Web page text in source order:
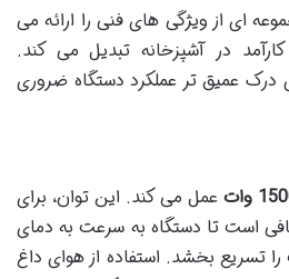
آریته مدل 4614 مجموعه ای از ویژگی های فنی را ارائه می
در آشپزخانه تبدیل می کند.
درک عمیق تر عملکرد دستگاه ضروری
عمل می کند. این توان، برای
است تا دستگاه به سرعت به دمای
تسریع بخشد. استفاده از هوای داغ